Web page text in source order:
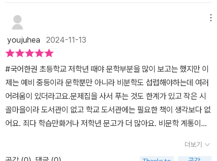
와 실전 대비 문제도 제공해 주기 때문에, 학생들이 중요한 개념들을
빠르게 정리하고 시험에 대비할 수 있었습니다. ​다양한 객관식 문제
와 서술형 문제가 있어, 실전 감각을 키울 수 있었습니다.특히 중1 시
험 대비에 큰 도움이 되면서교과서에 수록된 주요 작품들을 한 번에
복습할 수 있는 점이 좋았습니다. ​문학과 비문학을 모두 다루면서수
능 맛보기까지 한 권의 책으로 국어 실력을 키울 수 있는 기회를 제공
해 준 문제집입니다.총 평​창비 국어 한 권 중1 문학편 비문학편은 국
어 교과서 수록작을 완벽하게 정리한 책으로, 중1 학생들이 문학과 비
는 아주 유용한 문제집입니다. ​각 단원에서 제공되는 핵심 요약과 다
것처럼, 중학교 국어도 문학과 비문학을 만나야 한다는 사실은 불가
피하다. 그런데 각 학교마다 사용하는 교과서의 출판사가 다르고 수
록된 지문들도 다르다. 수능을 볼 때는 이미 만나보았던 지문을 만나
게 된다면 아이들의 부담감은 조금이나마 줄어든다. 그렇다면 22개
정 국어 교과서 10종을 모두 만나보는 사람이 유리하게 작용할 것이
다. 하지만 그것은 쉽지 않다. 그런 어려움과 번거로움을 <국어 한 권
>시리즈가 다양한 국어 교과서의 수록작을 한 권으로 만날 수 있게
해준다고 하니 학부모로서 반가움이 크다. 특히 우리 아이 같은 경우
에는 비문학보다 문학을 더욱 어려워한다. 그리고 문학의 다양한 분
야 중에서도 유독 시를 어려워하고 있다. 시를 어려워하는 이유는 무
엇일까? 문학에 담긴 표현을 파악하는 것이 어렵기 때문이다. <국어
한 권>에서는 운율에 대한 설명을 하고 난 후에 교과서 수록 작품을
youjuhea 2024-11-13
#국어한권 초등학교 저학년 때야 문학부분을 많이 보고는 했지만 이
제는 예비 중등이라 문학뿐만 아니라 비분학도 섭렵해야하는데 여러
어려움이 있더라고요.문제집을 사서 푸는 것도 한계가 있고 작은 시
골마을이라 도서관이 없고 학교 도서관에는 필요한 책이 생각보다 없
어요. 죄다 학습만화거나 저학년 문고가 더 많아요. 비문학 계통이나
요.그런데 이번에 창비에서 ‘국어 한 권’이라는 도서가 나오면서 저에
더보기